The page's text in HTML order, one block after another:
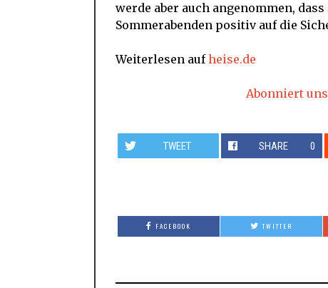
werde aber auch angenommen,
Sommerabenden positiv auf die
Weiterlesen aufheise.de
Abonniert
TWEET SHARE 0
FACEBOOK TWITTER